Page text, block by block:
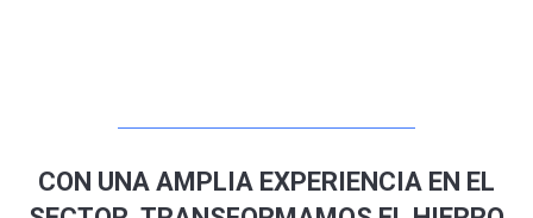
CON UNA AMPLIA EXPERIENCIA EN EL